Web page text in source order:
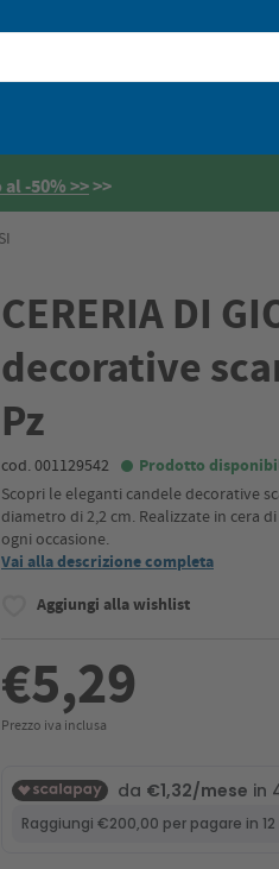
al -50% >>>>
CERERIA DI
decorative
Pz
cod. 001129542 Prodotto
Scopri le eleganti candele decorative
diametro di 2,2 cm. Realizzate in cera
ogni occasione.
Vai alla descrizione completa
Aggiungi alla wishlist
€5,29
Prezzo iva inclusa